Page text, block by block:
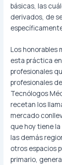
básicas, las
derivados, de
Los honorables
esta práctica
profesionales
profesionales
Tecnólogos
recetan los
mercado
que hoy tiene
las demás
otros espacios
primario,